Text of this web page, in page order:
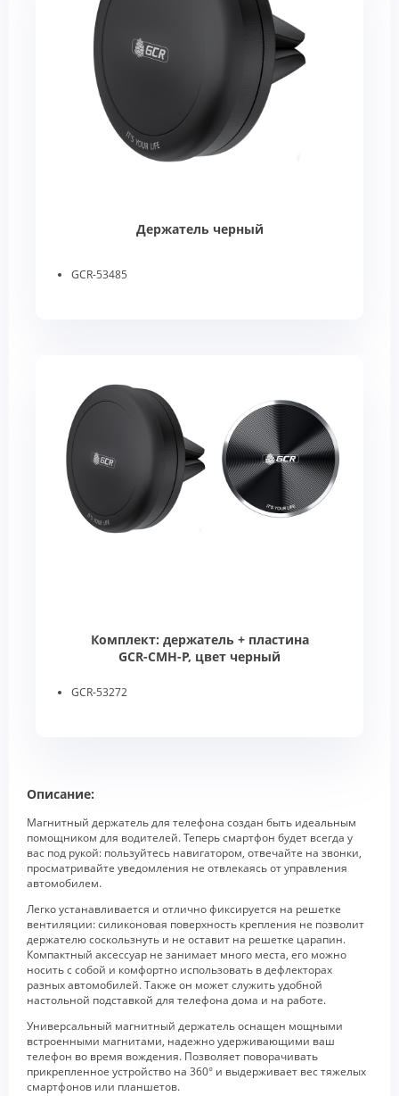
Держатель черный
GCR-53485
Комплект: держатель + пластина
GCR-CMH-P, цвет черный
GCR-53272
Описание:
Магнитный держатель для телефона создан быть идеальным
помощником для водителей. Теперь смартфон будет всегда у
вас под рукой: пользуйтесь навигатором, отвечайте на звонки,
просматривайте уведомления не отвлекаясь от управления
автомобилем.
Легко устанавливается и отлично фиксируется на решетке
вентиляции: силиконовая поверхность крепления не позволит
держателю соскользнуть и не оставит на решетке царапин.
Компактный аксессуар не занимает много места, его можно
носить с собой и комфортно использовать в дефлекторах
разных автомобилей. Также он может служить удобной
настольной подставкой для телефона дома и на работе.
Универсальный магнитный держатель оснащен мощными
встроенными магнитами, надежно удерживающими ваш
телефон во время вождения. Позволяет поворачивать
прикрепленное устройство на 360° и выдерживает вес тяжелых
смартфонов или планшетов.